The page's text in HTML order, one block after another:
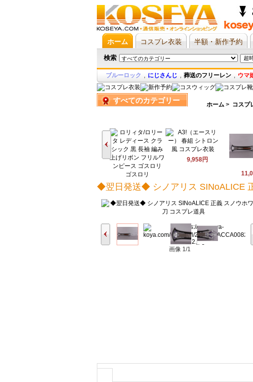
ホーム コスプレ衣装 半額・新作予約
検索
ブルーロック , にじさんじ , 葬送のフリーレン , ウマ
すべてのカテゴリー ホーム > コスプ
6,266円
9,958円
◆翌日発送◆ シノアリス SINoALICE
画像 1/1